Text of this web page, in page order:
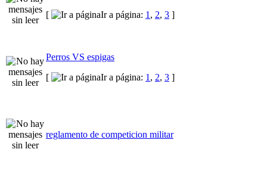
[
Ir a página: 1 , 2, 3 ]
Perros VS espigas
[
Ir a página: 1 , 2, 3 ]
reglamento de competicion militar